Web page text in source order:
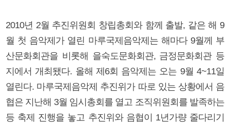
2010년 2월 추진위원회 창립총회와 함께 출발, 같은 해 9
월 첫 음악제가 열린 마루국제음악제는 해마다 9월께 부
산문화회관을 비롯해 을숙도문화회관, 금정문화회관 등
지에서 개최됐다. 올해 제6회 음악제는 오는 9월 4~11일
열린다. 마루국제음악제 추진위가 따로 있는 상황에서 음
협은 지난해 3월 임시총회를 열고 조직위원회를 발족하는
등 축제 진행을 놓고 추진위와 음협이 1년가량 줄다리기